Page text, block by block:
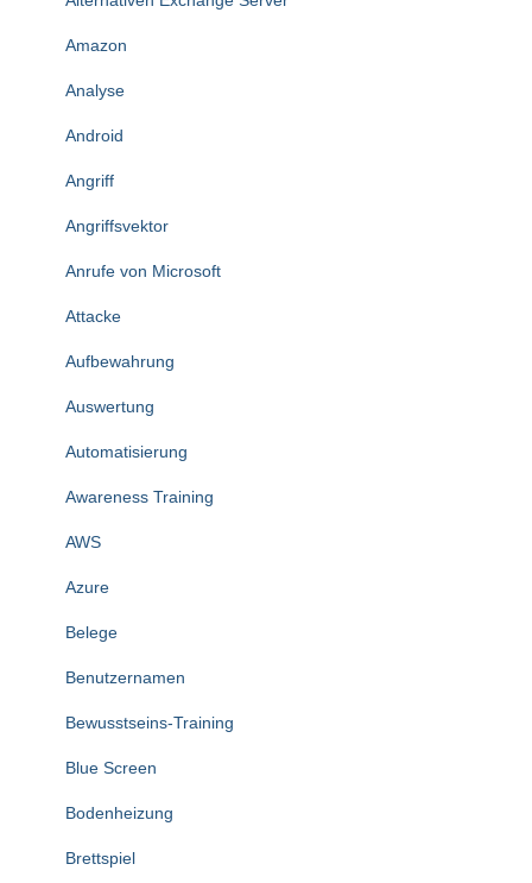
Amazon
Analyse
Android
Angriff
Angriffsvektor
Anrufe von Microsoft
Attacke
Aufbewahrung
Auswertung
Automatisierung
Awareness Training
AWS
Azure
Belege
Benutzernamen
Bewusstseins-Training
Blue Screen
Bodenheizung
Brettspiel